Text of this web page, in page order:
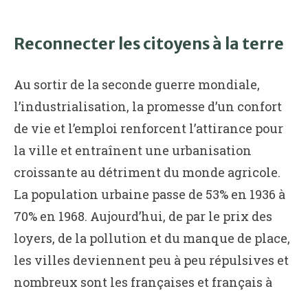
Reconnecter les citoyens à la terre
Au sortir de la seconde guerre mondiale,
l’industrialisation, la promesse d’un confort
de vie et l’emploi renforcent l’attirance pour
la ville et entraînent une urbanisation
croissante au détriment du monde agricole.
La population urbaine passe de 53% en 1936 à
70% en 1968. Aujourd’hui, de par le prix des
loyers, de la pollution et du manque de place,
les villes deviennent peu à peu répulsives et
nombreux sont les françaises et français à